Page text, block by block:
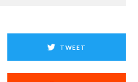
TWEET